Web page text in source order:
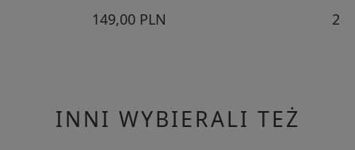
149,00 PLN
INNI WYBIERALI TEŻ